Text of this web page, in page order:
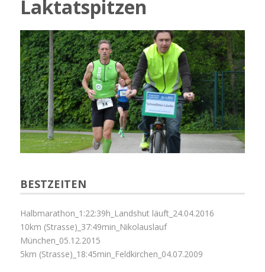
Laktatspitzen
BESTZEITEN
Halbmarathon_1:22:39h_Landshut läuft_24.04.2016
10km (Strasse)_37:49min_Nikolauslauf
München_05.12.2015
5km (Strasse)_18:45min_Feldkirchen_04.07.2009